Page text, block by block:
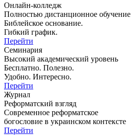
Онлайн-колледж
Полностью дистанционное обучение
Библейское основание.
Гибкий график.
Перейти
Семинария
Высокий академический уровень
Бесплатно. Полезно.
Удобно. Интересно.
Перейти
Журнал
Реформатский взгляд
Современное реформатское
богословие в украинском контексте
Перейти